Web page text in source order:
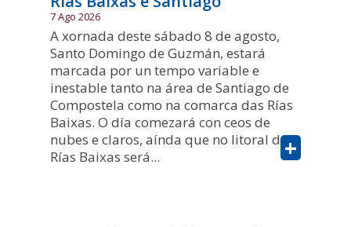
7 Ago 2026
A xornada deste sábado 8 de agosto,
Santo Domingo de Guzmán, estará
marcada por un tempo variable e
inestable tanto na área de Santiago de
Compostela como na comarca das Rías
Baixas. O día comezará con ceos de
nubes e claros, aínda que no litoral das
Rías Baixas será...
+